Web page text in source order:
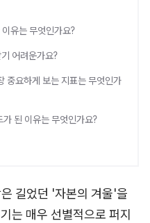
유는 무엇인가요?
어려운가요?
중요하게 보는 지표는 무엇인가
된 이유는 무엇인가요?
길었던 '자본의 겨울'을
는 매우 선별적으로 퍼지